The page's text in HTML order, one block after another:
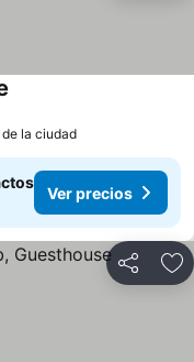
la ciudad
Ver precios
Compartir